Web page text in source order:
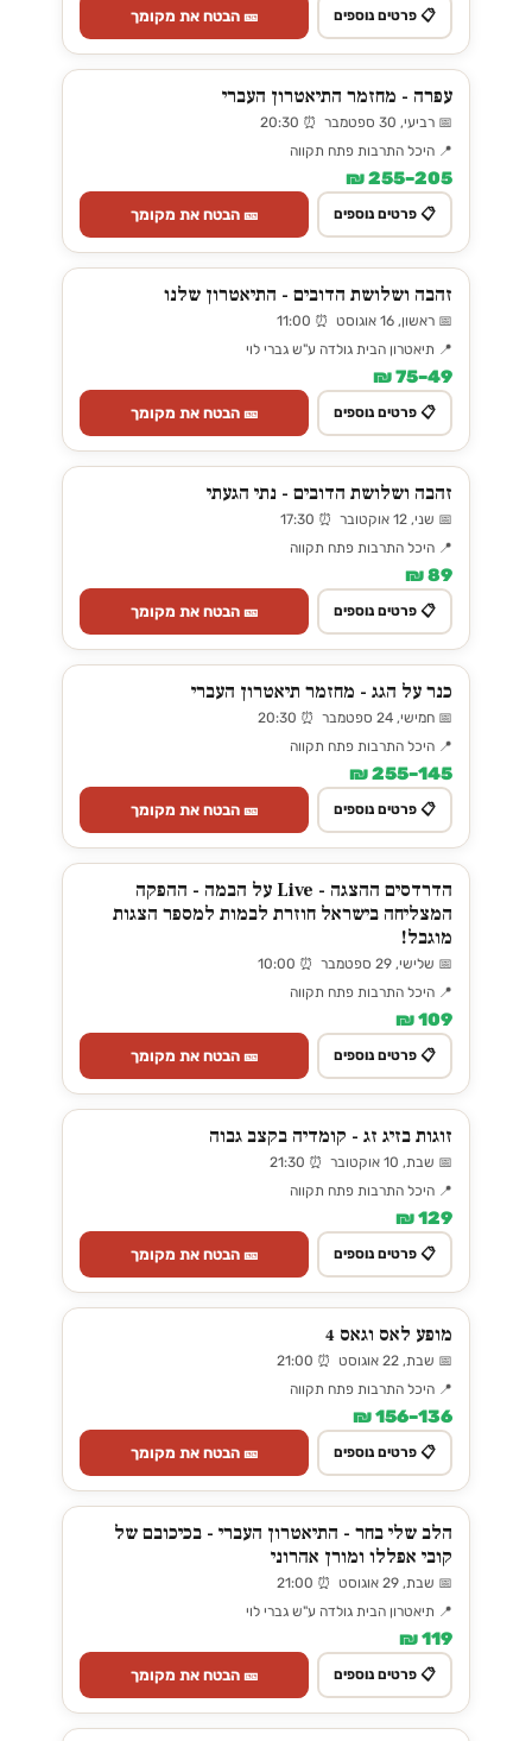
📋 פרטים נוספים 🎫 הבטח את מקומך
עפרה - מחזמר התיאטרון העברי
📅 רביעי, 30 ספטמבר ⏰ 20:30
📍 היכל התרבות פתח תקווה
205–255 ₪
📋 פרטים נוספים 🎫 הבטח את מקומך
זהבה ושלושת הדובים - התיאטרון שלנו
📅 ראשון, 16 אוגוסט ⏰ 11:00
📍 תיאטרון הבית גולדה ע"ש גברי לוי
49–75 ₪
📋 פרטים נוספים 🎫 הבטח את מקומך
זהבה ושלושת הדובים - נתי הגעתי
📅 שני, 12 אוקטובר ⏰ 17:30
📍 היכל התרבות פתח תקווה
89 ₪
📋 פרטים נוספים 🎫 הבטח את מקומך
כנר על הגג - מחזמר תיאטרון העברי
📅 חמישי, 24 ספטמבר ⏰ 20:30
📍 היכל התרבות פתח תקווה
145–255 ₪
📋 פרטים נוספים 🎫 הבטח את מקומך
הדרדסים ההצגה - Live על הבמה - ההפקה
המצליחה בישראל חוזרת לבמות למספר הצגות
מוגבל!
📅 שלישי, 29 ספטמבר ⏰ 10:00
📍 היכל התרבות פתח תקווה
109 ₪
📋 פרטים נוספים 🎫 הבטח את מקומך
זוגות בזיג זג - קומדיה בקצב גבוה
📅 שבת, 10 אוקטובר ⏰ 21:30
📍 היכל התרבות פתח תקווה
129 ₪
📋 פרטים נוספים 🎫 הבטח את מקומך
מופע לאס וגאס 4
📅 שבת, 22 אוגוסט ⏰ 21:00
📍 היכל התרבות פתח תקווה
136–156 ₪
📋 פרטים נוספים 🎫 הבטח את מקומך
הלב שלי בחר - התיאטרון העברי - בכיכובם של
קובי אפללו ומורן אהרוני
📅 שבת, 29 אוגוסט ⏰ 21:00
📍 תיאטרון הבית גולדה ע"ש גברי לוי
119 ₪
📋 פרטים נוספים 🎫 הבטח את מקומך